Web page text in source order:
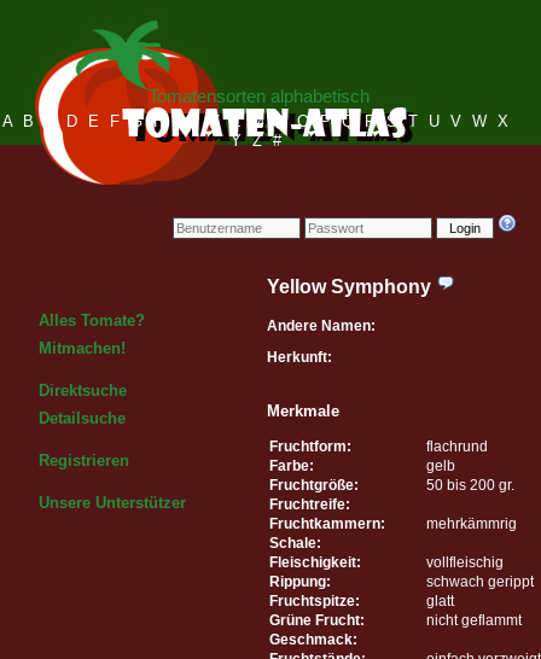
Login
Tomatensorten alphabetisch
A B C D E F G H I J K L M N O P Q R S T U V W X
Y Z #
Alles Tomate?
Mitmachen!
Direktsuche
Detailsuche
Registrieren
Unsere Unterstützer
Yellow Symphony
Andere Namen:
Herkunft:
Merkmale
Fruchtform:
flachrund
Farbe:
gelb
Fruchtgröße:
50 bis 200 gr.
Fruchtreife:
Fruchtkammern:
mehrkämmrig
Schale:
Fleischigkeit:
vollfleischig
Rippung:
schwach gerippt
Fruchtspitze:
glatt
Grüne Frucht:
nicht geflammt
Geschmack: